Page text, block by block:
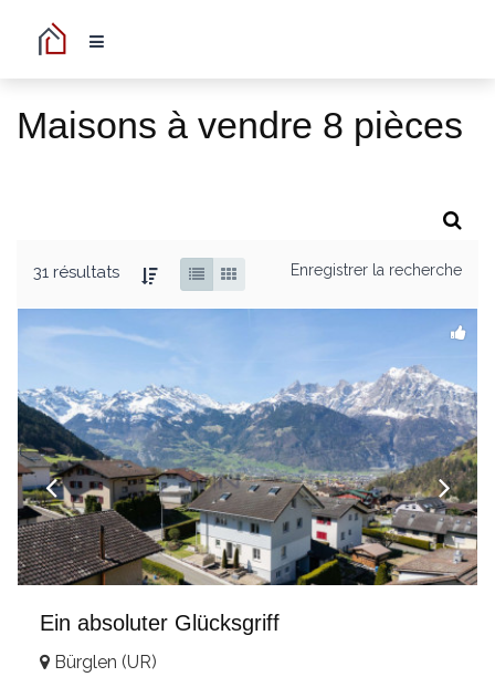
Maisons à vendre 8 pièces
31 résultats Enregistrer la recherche
Ein absoluter Glücksgriff
Bürglen (UR)